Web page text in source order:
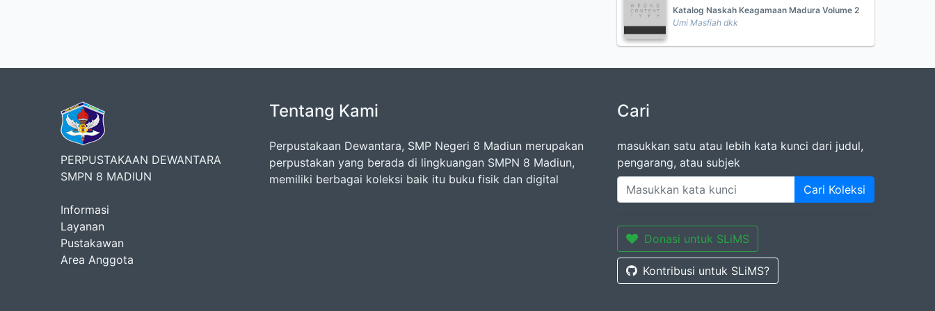
Katalog Naskah Keagamaan Madura Volume 2
Umi Masfiah dkk
PERPUSTAKAAN DEWANTARA
SMPN 8 MADIUN
Informasi
Layanan
Pustakawan
Area Anggota
Tentang Kami
Perpustakaan Dewantara, SMP Negeri 8 Madiun merupakan
perpustakan yang berada di lingkuangan SMPN 8 Madiun,
memiliki berbagai koleksi baik itu buku fisik dan digital
Cari
masukkan satu atau lebih kata kunci dari judul,
pengarang, atau subjek
Cari Koleksi
Donasi untuk SLiMS
Kontribusi untuk SLiMS?